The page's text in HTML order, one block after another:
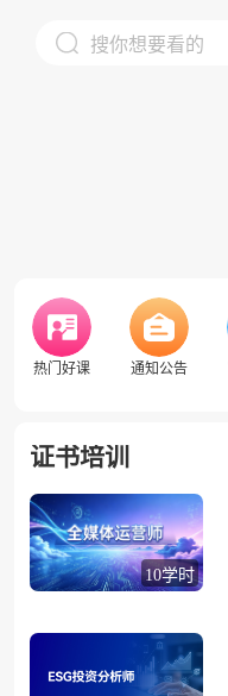
搜你想要看的
热门好课 通知公告
证书培训
10学时